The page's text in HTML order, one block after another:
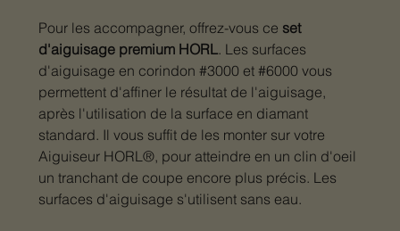
Pour les accompagner, offrez-vous ce set
d'aiguisage premium HORL. Les surfaces
d'aiguisage en corindon #3000 et #6000 vous
permettent d'affiner le résultat de l'aiguisage,
après l'utilisation de la surface en diamant
standard. Il vous suffit de les monter sur votre
Aiguiseur HORL®, pour atteindre en un clin d'oeil
un tranchant de coupe encore plus précis. Les
surfaces d'aiguisage s'utilisent sans eau.